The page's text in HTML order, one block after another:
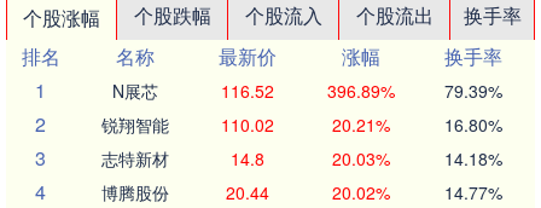
个股涨幅 个股跌幅 个股流入 个股流出
换手率
排名
名称 最新价 涨幅
换手率
1
N展芯 116.52 396.89% 79.39%
2 锐翔智能 110.02 20.21% 16.80%
3 志特新材 14.8 20.03% 14.18%
4 博腾股份 20.44 20.02% 14.77%